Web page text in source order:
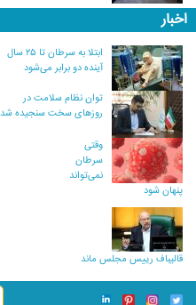
اخبار
ابتلا به سرطان تا ۲۵ سال
آینده دو برابر می‌شود
توان نظام سلامت در
روزهای سخت سنجیده شد
وقتی
سرطان
نمی‌تواند
پنهان شود
قالیباف رییس مجلس ماند